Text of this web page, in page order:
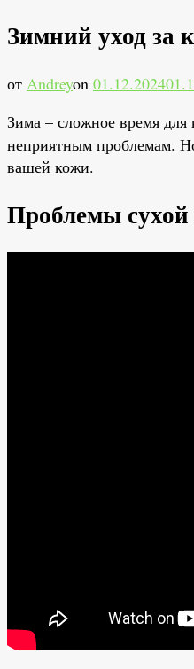
Зимний уход за
от Andreyon 01.12.2024
Зима – сложное время
неприятным проблемам.
вашей кожи.
Проблемы